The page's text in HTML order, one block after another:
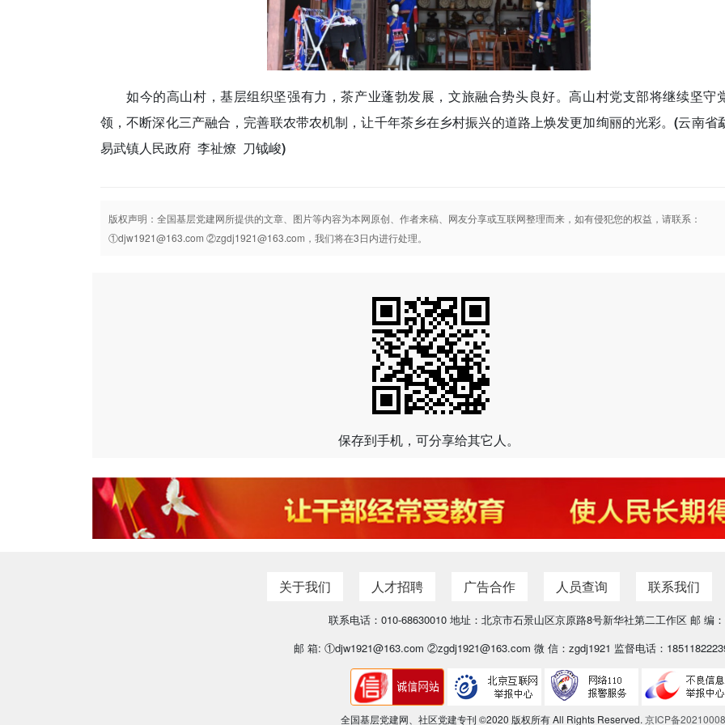
如今的高山村，基层组织坚强有力，茶产业蓬勃发展，文旅融合势头良好。高山村党支部将继续坚守
领，不断深化三产融合，完善联农带农机制，让千年茶乡在乡村振兴的道路上焕发更加绚丽的光彩。(云南省
易武镇人民政府 李祉燎 刀钺峻)
版权声明：全国基层党建网所提供的文章、图片等内容为本网原创、作者来稿、网友分享或互联网整理而来，如有侵犯您的权益，请联系：
①djw1921@163.com ②zgdj1921@163.com，我们将在3日内进行处理。
保存到手机，可分享给其它人。
关于我们 人才招聘 广告合作 人员查询 联系我们
联系电话：010-68630010 地址：北京市石景山区京原路8号新华社第二工作区 邮 编
邮 箱: ①djw1921@163.com ②zgdj1921@163.com 微 信：zgdj1921 监督电话：
全国基层党建网、社区党建专刊 ©2020 版权所有 All Rights Reserved.京ICP备